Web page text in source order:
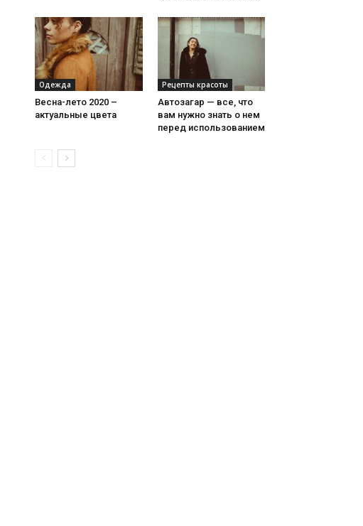
Одежда
Весна-лето 2020 –
актуальные цвета
Рецепты красоты
Автозагар — все, что
вам нужно знать о нем
перед использованием